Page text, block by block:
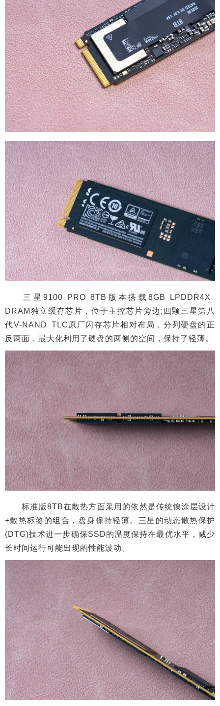
三星9100 PRO 8TB版本搭载8GB LPDDR4X
DRAM独立缓存芯片，位于主控芯片旁边;四颗三星第八
代V-NAND TLC原厂闪存芯片相对布局，分列硬盘的正
反两面，最大化利用了硬盘的两侧的空间，保持了轻薄。
标准版8TB在散热方面采用的依然是传统镍涂层设计
+散热标签的组合，盘身保持轻薄。三星的动态散热保护
(DTG)技术进一步确保SSD的温度保持在最优水平，减少
长时间运行可能出现的性能波动。